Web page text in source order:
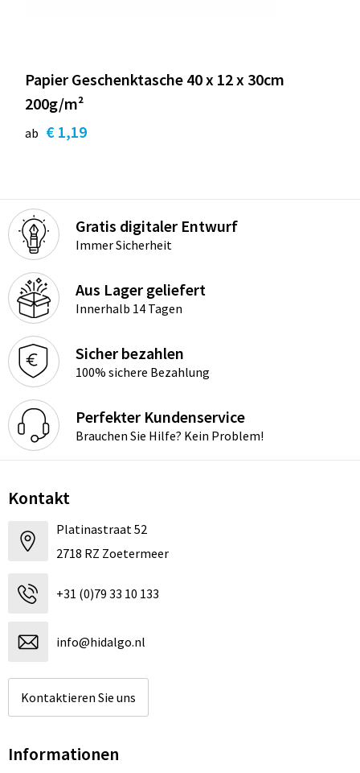
Papier Geschenktasche 40 x 12 x 30cm
200g/m²
ab € 1,19
Gratis digitaler Entwurf
Immer Sicherheit
Aus Lager geliefert
Innerhalb 14 Tagen
Sicher bezahlen
100% sichere Bezahlung
Perfekter Kundenservice
Brauchen Sie Hilfe? Kein Problem!
Kontakt
Platinastraat 52
2718 RZ Zoetermeer
+31 (0)79 33 10 133
info@hidalgo.nl
Kontaktieren Sie uns
Informationen